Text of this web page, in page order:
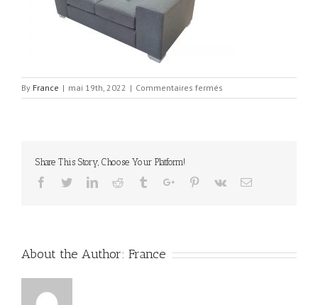
By France | mai 19th, 2022 | Commentaires fermés
causeuse
siège
Share This Story, Choose Your Platform!
Facebook
TwitterLinkedinReddit TumblrGoogle+Pinterest
Vk Email
About the Author: France